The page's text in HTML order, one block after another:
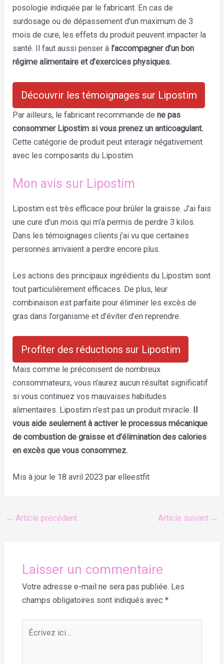
posologie indiquée par le fabricant. En cas de
surdosage ou de dépassement d’un maximum de 3
mois de cure, les effets du produit peuvent impacter la
santé. Il faut aussi penser à l’accompagner d’un bon
régime alimentaire et d’exercices physiques.
Découvrir les témoignages sur Lipostim
Par ailleurs, le fabricant recommande dene pas
consommer Lipostim si vous prenez un anticoagulant.
Cette catégorie de produit peut interagir négativement
avec les composants du Lipostim.
Mon avis sur Lipostim
Lipostim est très efficace pour brûler la graisse. J’ai fais
une cure d’un mois qui m’a permis de perdre 3 kilos.
Dans les témoignages clients j’ai vu que certaines
personnes arrivaient a perdre encore plus.
Les actions des principaux ingrédients du Lipostim sont
tout particulièrement efficaces. De plus, leur
combinaison est parfaite pour éliminer les excès de
gras dans l’organisme et d’éviter d’en reprendre.
Profiter des réductions sur Lipostim
Mais comme le préconisent de nombreux
consommateurs, vous n’aurez aucun résultat significatif
si vous continuez vos mauvaises habitudes
alimentaires. Lipostim n’est pas un produit miracle. Il
vous aide seulement à activer le processus mécanique
de combustion de graisse et d’élimination des calories
en excès que vous consommez.
Mis à jour le 18 avril 2023 par elleestfit
← Article précédent Article suivant →
Laisser un commentaire
Votre adresse e-mail ne sera pas publiée. Les
champs obligatoires sont indiqués avec *